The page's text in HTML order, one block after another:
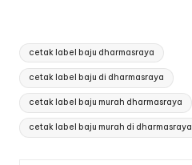
Tags:
cetak label baju dharmasraya
cetak label baju di dharmasraya
cetak label baju murah dharmasraya
cetak label baju murah di dharmasraya